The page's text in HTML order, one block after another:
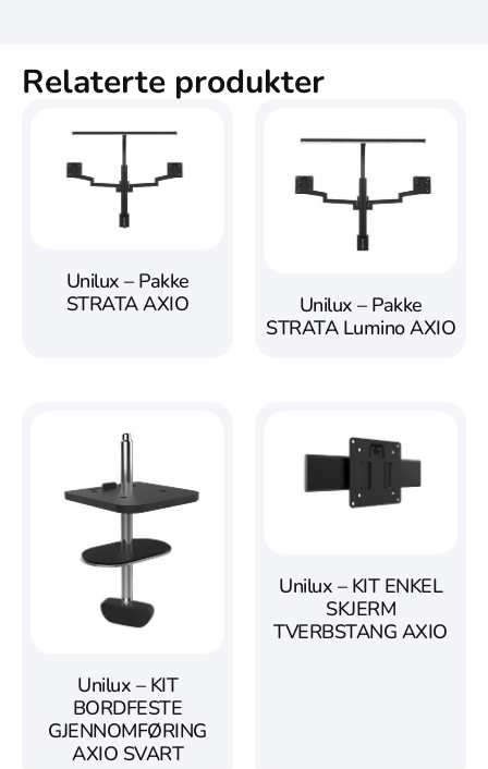
Relaterte produkter
Unilux – Pakke
STRATA AXIO
Unilux – Pakke
STRATA Lumino AXIO
Unilux – KIT
BORDFESTE
GJENNOMFØRING
AXIO SVART
Unilux – KIT ENKEL
SKJERM
TVERBSTANG AXIO